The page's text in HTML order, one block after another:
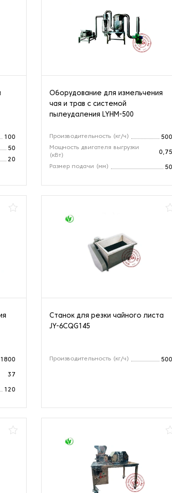
100
50
20
Оборудование для измельчения
чая и трав с системой
пылеудаления LYHM-500
Производительность (кг/ч)
500
Мощность двигателя выгрузки
(кВт)
0,75
Размер подачи (мм) 50
1800
37
120
Станок для резки чайного листа
JY-6CQG145
Производительность (кг/ч) 500